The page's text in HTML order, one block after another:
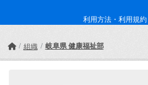
利用方法・利用規約
組織 岐阜県 健康福祉部